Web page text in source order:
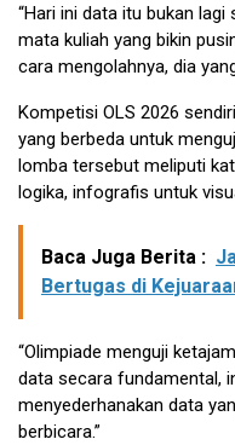
“Hari ini data itu bukan
mata kuliah yang bikin
cara mengolahnya, dia
Kompetisi OLS 2026
yang berbeda untuk
lomba tersebut meliputi
logika, infografis untuk
Baca Juga Berita :
Bertugas di
“Olimpiade menguji
data secara fundamental,
menyederhanakan data
berbicara.”